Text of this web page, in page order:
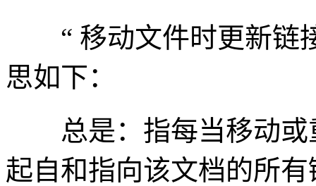
“ 移动文件时更新链
思如下：
总是：指每当移动或
起自和指向该文档的所有